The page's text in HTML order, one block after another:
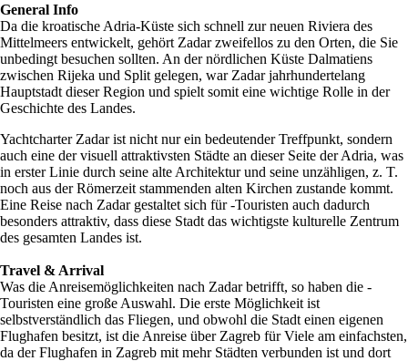
General Info
Da die kroatische Adria-Küste sich schnell zur neuen Riviera des
Mittelmeers entwickelt, gehört Zadar zweifellos zu den Orten, die Sie
unbedingt besuchen sollten. An der nördlichen Küste Dalmatiens
zwischen Rijeka und Split gelegen, war Zadar jahrhundertelang
Hauptstadt dieser Region und spielt somit eine wichtige Rolle in der
Geschichte des Landes.
Yachtcharter Zadar ist nicht nur ein bedeutender Treffpunkt, sondern
auch eine der visuell attraktivsten Städte an dieser Seite der Adria, was
in erster Linie durch seine alte Architektur und seine unzähligen, z. T.
noch aus der Römerzeit stammenden alten Kirchen zustande kommt.
Eine Reise nach Zadar gestaltet sich für -Touristen auch dadurch
besonders attraktiv, dass diese Stadt das wichtigste kulturelle Zentrum
des gesamten Landes ist.
Travel & Arrival
Was die Anreisemöglichkeiten nach Zadar betrifft, so haben die -
Touristen eine große Auswahl. Die erste Möglichkeit ist
selbstverständlich das Fliegen, und obwohl die Stadt einen eigenen
Flughafen besitzt, ist die Anreise über Zagreb für Viele am einfachsten,
da der Flughafen in Zagreb mit mehr Städten verbunden ist und dort